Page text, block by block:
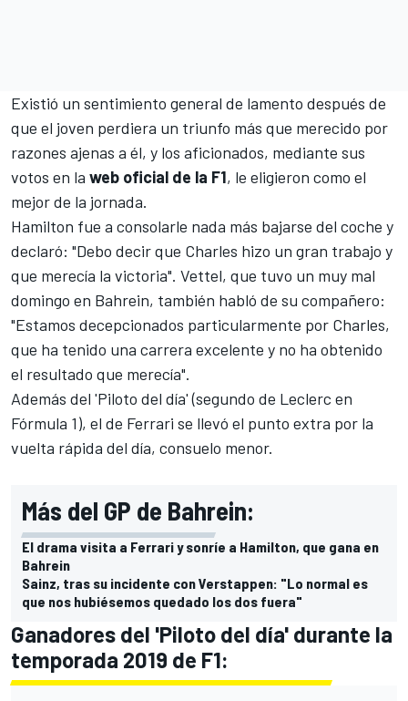
Existió un sentimiento general de lamento después de
que el joven perdiera un triunfo más que merecido por
razones ajenas a él, y los aficionados, mediante sus
votos en la web oficial de la F1, le eligieron como el
mejor de la jornada.
Hamilton fue a consolarle nada más bajarse del coche y
declaró: "Debo decir que Charles hizo un gran trabajo y
que merecía la victoria". Vettel, que tuvo un muy mal
domingo en Bahrein, también habló de su compañero:
"Estamos decepcionados particularmente por Charles,
que ha tenido una carrera excelente y no ha obtenido
el resultado que merecía".
Además del 'Piloto del día' (segundo de Leclerc en
Fórmula 1), el de Ferrari se llevó el punto extra por la
vuelta rápida del día, consuelo menor.
Más del GP de Bahrein:
El drama visita a Ferrari y sonríe a Hamilton, que gana en
Bahrein
Sainz, tras su incidente con Verstappen: "Lo normal es
que nos hubiésemos quedado los dos fuera"
Ganadores del 'Piloto del día' durante la
temporada 2019 de F1: